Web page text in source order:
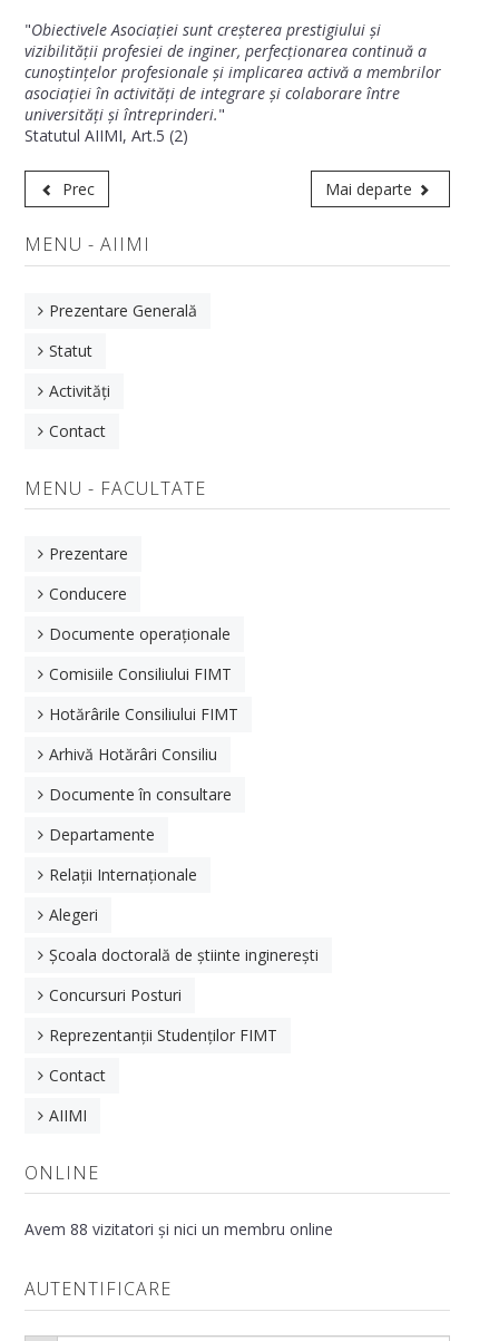
Prezentarea facultății
Conducere
Documente operaționale
Comisiile Facultății IMT
Documente în consultare
Relații Internaționale
Alegeri academice
Școala doctorală de știinte inginerești
Concursuri Posturi
AIIMI
Prezentare Generală
Statut
Contact
Oferta Educațională
Planuri de învățământ
CURRICULA pentru anul universitar 2025-2026
Fișe de disciplină
Orar
Examene
Reglementări
"Obiectivele Asociației sunt creșterea prestigiului și
vizibilității profesiei de inginer, perfecționarea continuă a
cunoștințelor profesionale și implicarea activă a membrilor
asociației în activități de integrare și colaborare între
universități și întreprinderi."
Statutul AIIMI, Art.5 (2)
Prec Mai departe
MENU - AIIMI
Prezentare Generală
Statut
Activități
Contact
MENU - FACULTATE
Prezentare
Conducere
Documente operaționale
Comisiile Consiliului FIMT
Hotărârile Consiliului FIMT
Arhivă Hotărâri Consiliu
Documente în consultare
Departamente
Relații Internaționale
Alegeri
Școala doctorală de știinte inginerești
Concursuri Posturi
Reprezentanții Studenților FIMT
Contact
AIIMI
ONLINE
Avem 88 vizitatori și nici un membru online
AUTENTIFICARE